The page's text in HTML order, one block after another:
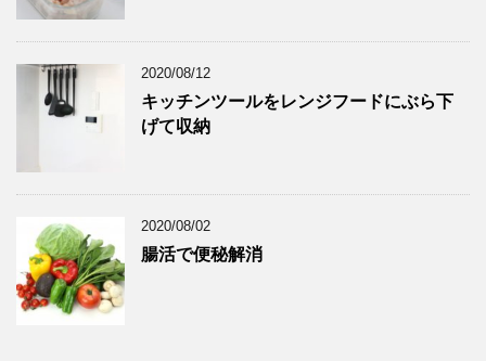
2020/08/12
キッチンツールをレンジフードにぶら下
げて収納
2020/08/02
腸活で便秘解消